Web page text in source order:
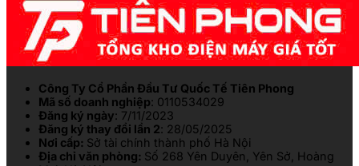
Công Ty Cổ Phần Đầu Tư Quốc Tế Tiên Phong
Mã số doanh nghiệp: 0110534029
Đăng ký ngày: 7/11/2023
Đăng ký thay đổi lần 2: 28/05/2025
Nơi cấp: Sở tài chính thành phố Hà Nội
Địa chỉ văn phòng: Số 268 Yên Duyên, Yên Sở, Hoàng